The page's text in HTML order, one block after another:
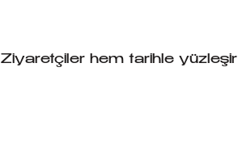
hem tarihle yüzleşir